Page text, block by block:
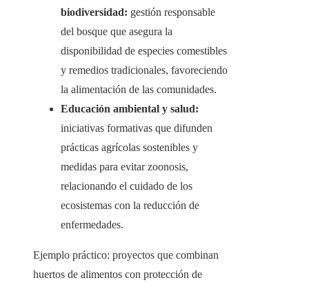
biodiversidad: gestión responsable
del bosque que asegura la
disponibilidad de especies comestibles
y remedios tradicionales, favoreciendo
la alimentación de las comunidades.
Educación ambiental y salud:
iniciativas formativas que difunden
prácticas agrícolas sostenibles y
medidas para evitar zoonosis,
relacionando el cuidado de los
ecosistemas con la reducción de
enfermedades.
Ejemplo práctico: proyectos que combinan
huertos de alimentos con protección de